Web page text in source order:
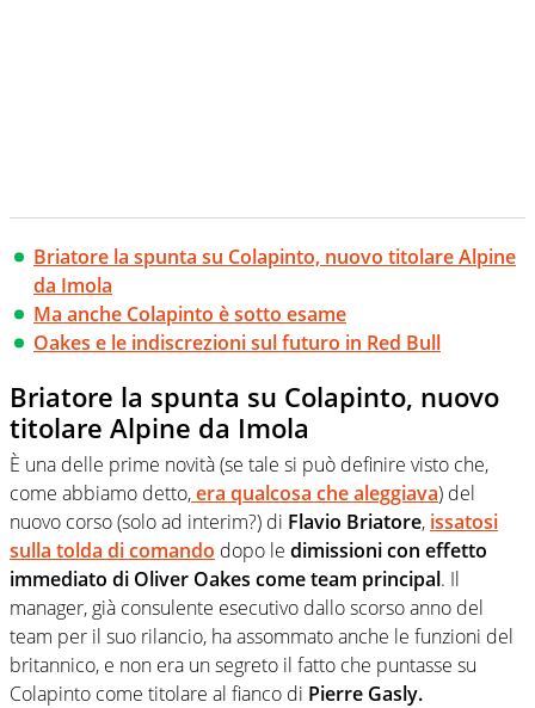
Briatore la spunta su Colapinto, nuovo titolare Alpine
da Imola
Ma anche Colapinto è sotto esame
Oakes e le indiscrezioni sul futuro in Red Bull
Briatore la spunta su Colapinto, nuovo
titolare Alpine da Imola
È una delle prime novità (se tale si può definire visto che,
come abbiamo detto,era qualcosa che aleggiava) del
nuovo corso (solo ad interim?) di Flavio Briatore, issatosi
sulla tolda di comando dopo le dimissioni con effetto
immediato di Oliver Oakes come team principal. Il
manager, già consulente esecutivo dallo scorso anno del
team per il suo rilancio, ha assommato anche le funzioni del
britannico, e non era un segreto il fatto che puntasse su
Colapinto come titolare al fianco di Pierre Gasly.